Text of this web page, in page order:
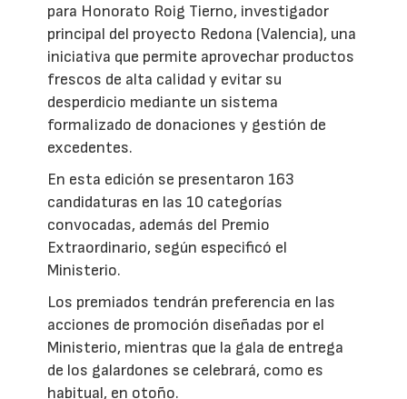
para Honorato Roig Tierno, investigador
principal del proyecto Redona (Valencia), una
iniciativa que permite aprovechar productos
frescos de alta calidad y evitar su
desperdicio mediante un sistema
formalizado de donaciones y gestión de
excedentes.
En esta edición se presentaron 163
candidaturas en las 10 categorías
convocadas, además del Premio
Extraordinario, según especificó el
Ministerio.
Los premiados tendrán preferencia en las
acciones de promoción diseñadas por el
Ministerio, mientras que la gala de entrega
de los galardones se celebrará, como es
habitual, en otoño.